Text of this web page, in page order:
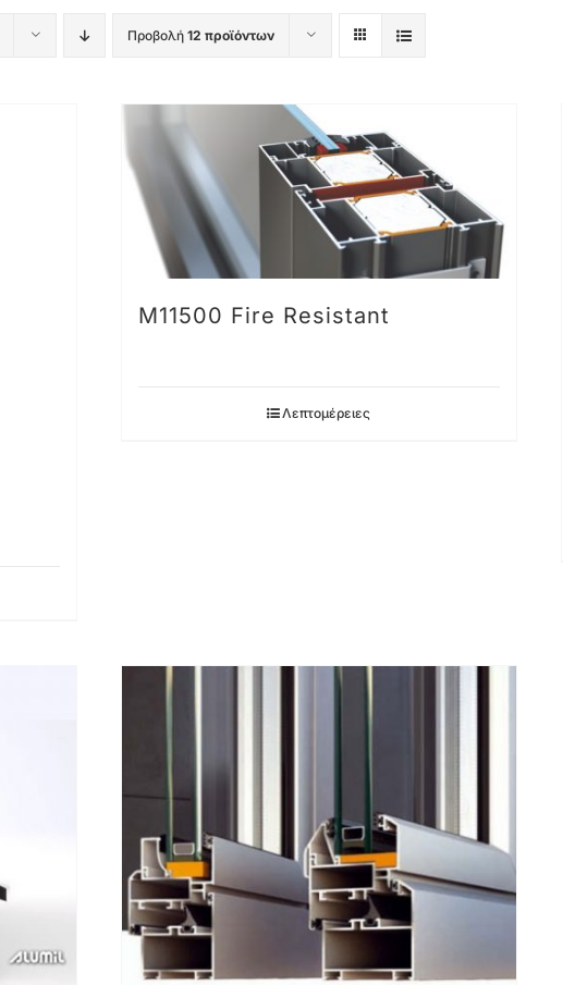
Προβολή 12 προϊόντων
M11500 Fire Resistant
Λεπτομέρειες